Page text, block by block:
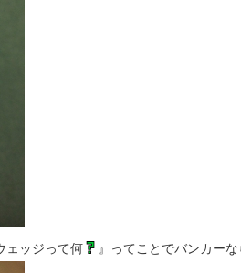
ェッジって何 』ってことでバンカー